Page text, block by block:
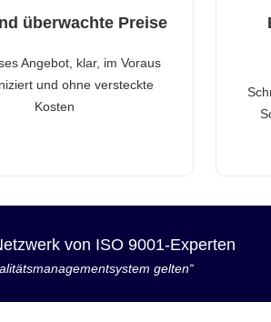
überwachte Preise
Angebot, klar, im Voraus
und ohne versteckte
Kosten
von ISO 9001-Experten
gelten“